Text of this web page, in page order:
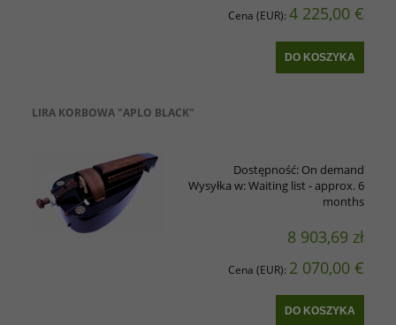
Cena (EUR): 4 225,00 €
DO KOSZYKA
LIRA KORBOWA "APLO BLACK"
Dostępność: On demand
Wysyłka w:Waiting list - approx. 6
months
8 903,69 zł
Cena (EUR): 2 070,00 €
DO KOSZYKA